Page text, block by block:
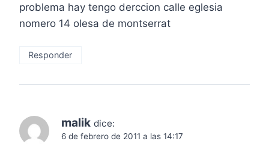
problema hay tengo derccion calle eglesia
nomero 14 olesa de montserrat
Responder
malik dice:
6 de febrero de 2011 a las 14:17